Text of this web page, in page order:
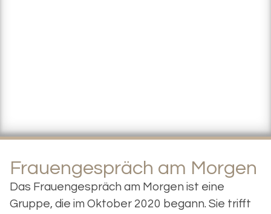
Frauengespräch am Morgen
Das Frauengespräch am Morgen ist eine
Gruppe, die im Oktober 2020 begann. Sie trifft